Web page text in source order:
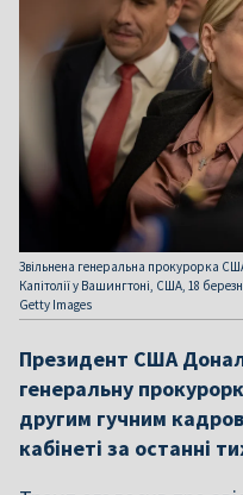
Звільнена генеральна прокурорка
Капітолії у Вашингтоні, США, 18
Getty Images
Президент США
генеральну
другим гучним
кабінеті за останні